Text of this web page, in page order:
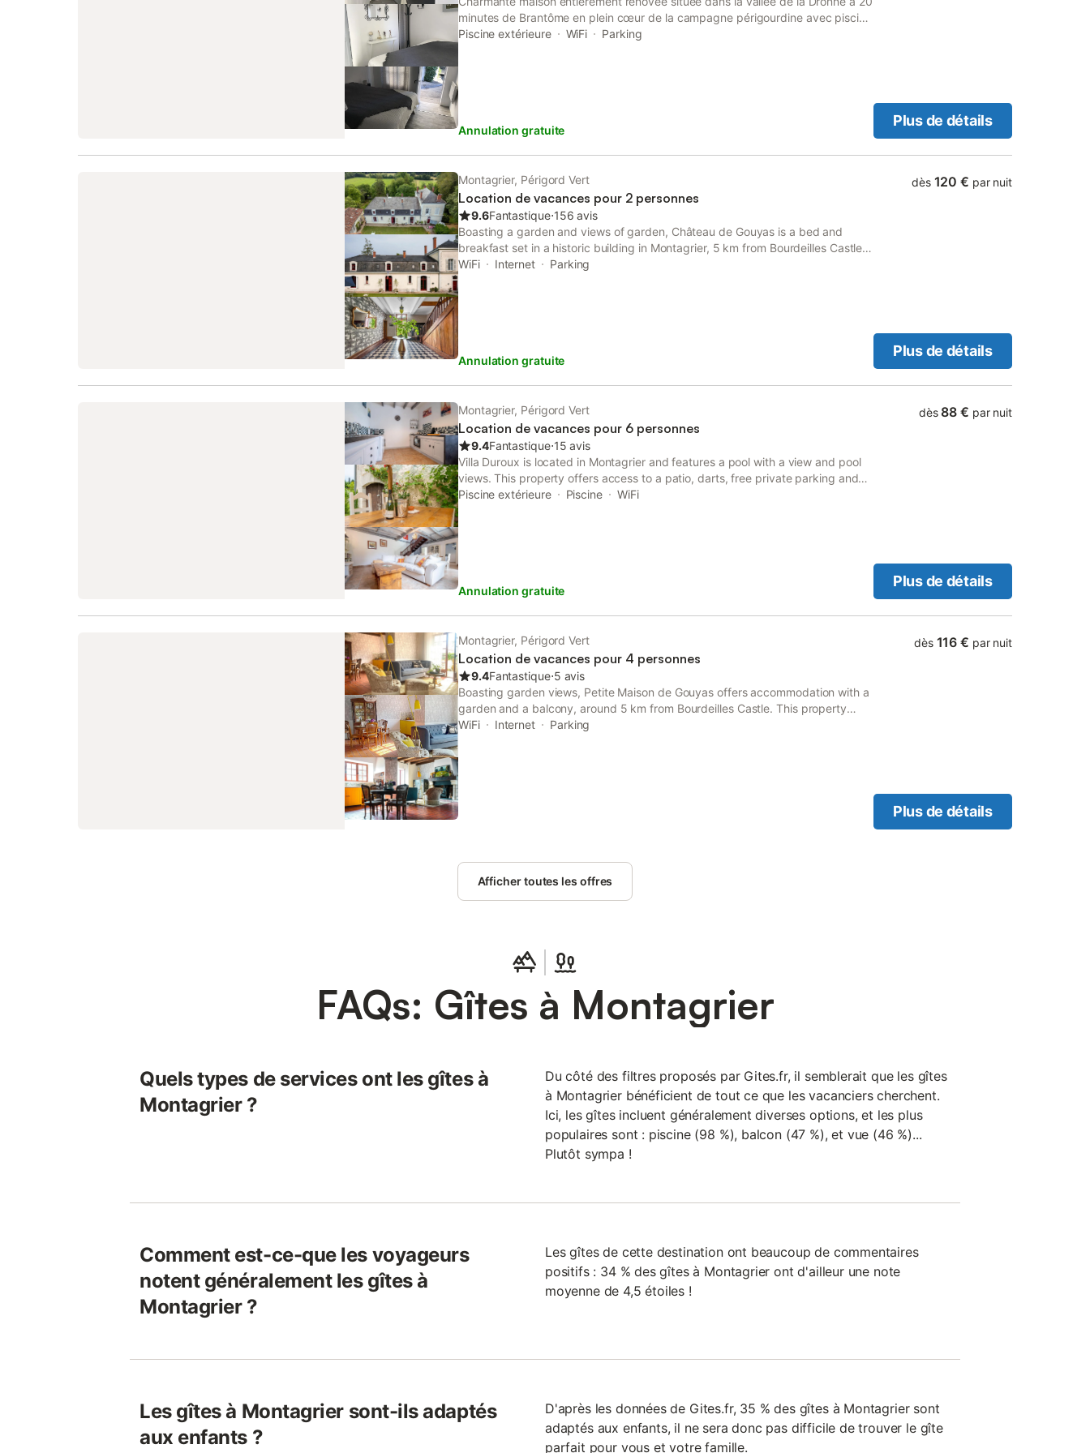
minutes de Brantôme en plein cœur de la campagne périgourdine avec piscine
privative idéale pour 2 couples et 4 enfants … La propriété est composée
Piscine extérieure WiFi Parking
Annulation gratuite
Plus de détails
Montagrier, Périgord Vert
Location de vacances pour 2 personnes
9.6Fantastique⋅156 avis
Boasting a garden and views of garden, Château de Gouyas is a bed and
breakfast set in a historic building in Montagrier, 5 km from Bourdeilles Castle.
This bed and breakfast offers free private parking and a concierge service.
WiFi Internet Parking
Annulation gratuite
dès 120 € par nuit
Plus de détails
Montagrier, Périgord Vert
Location de vacances pour 6 personnes
9.4Fantastique⋅15 avis
Villa Duroux is located in Montagrier and features a pool with a view and pool
views. This property offers access to a patio, darts, free private parking and
free WiFi. The villa has private entrance.
Piscine extérieure Piscine WiFi
Annulation gratuite
dès 88 € par nuit
Plus de détails
Montagrier, Périgord Vert
Location de vacances pour 4 personnes
9.4Fantastique⋅5 avis
Boasting garden views, Petite Maison de Gouyas offers accommodation with a
garden and a balcony, around 5 km from Bourdeilles Castle. This property
offers access to a terrace, darts, free private parking and free WiFi.
WiFi Internet Parking
dès 116 € par nuit
Plus de détails
Afficher toutes les offres
FAQs: Gîtes à Montagrier
Quels types de services ont les gîtes à
Montagrier ?
Du côté des filtres proposés par Gites.fr, il semblerait que les gîtes
à Montagrier bénéficient de tout ce que les vacanciers cherchent.
Ici, les gîtes incluent généralement diverses options, et les plus
populaires sont : piscine (98 %), balcon (47 %), et vue (46 %)...
Plutôt sympa !
Comment est-ce-que les voyageurs
notent généralement les gîtes à
Montagrier ?
Les gîtes de cette destination ont beaucoup de commentaires
positifs : 34 % des gîtes à Montagrier ont d'ailleur une note
moyenne de 4,5 étoiles !
Les gîtes à Montagrier sont-ils adaptés
aux enfants ?
D'après les données de Gites.fr, 35 % des gîtes à Montagrier sont
adaptés aux enfants, il ne sera donc pas difficile de trouver le gîte
parfait pour vous et votre famille.